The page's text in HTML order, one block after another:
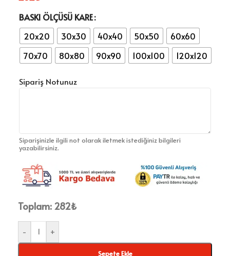
BASKI ÖLÇÜSÜ KARE
20x20
30x30 40x40 50x50
60x60
70x70
80x80 90x90 100x100 120x120
Sipariş Notunuz
Siparişinizle ilgili not olarak iletmek istediğiniz bilgileri
yazabilirsiniz.
Toplam: 282₺
- +
Sepete Ekle